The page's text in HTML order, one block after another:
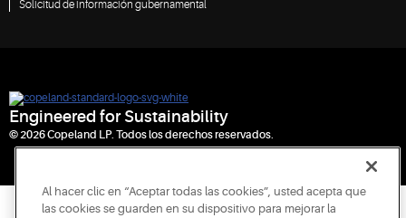
Solicitud de información gubernamental
Engineered for Sustainability
© 2026 Copeland LP. Todos los derechos reservados.
Al hacer clic en “Aceptar todas las cookies”, usted acepta que
las cookies se guarden en su dispositivo para mejorar la